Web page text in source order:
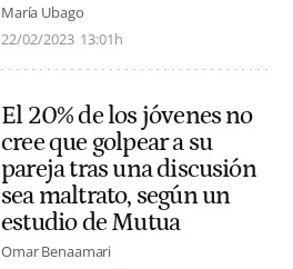
María Ubago
22/02/2023 13:01h
El 20% de los jóvenes no
cree que golpear a su
pareja tras una discusión
sea maltrato, según un
estudio de Mutua
Omar Benaamari